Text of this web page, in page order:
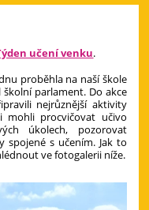
učení venku.
proběhla na naší škole
parlament. Do akce
nejrůznější aktivity
mohli procvičovat učivo
úkolech, pozorovat
s učením. Jak to
ve fotogalerii níže.